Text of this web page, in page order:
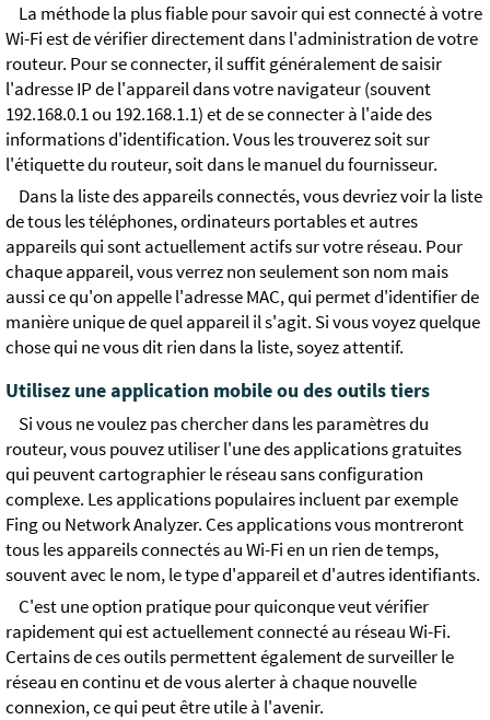
La méthode la plus fiable pour savoir qui est connecté à votre
Wi-Fi est de vérifier directement dans l'administration de votre
routeur. Pour se connecter, il suffit généralement de saisir
l'adresse IP de l'appareil dans votre navigateur (souvent
192.168.0.1 ou 192.168.1.1) et de se connecter à l'aide des
informations d'identification. Vous les trouverez soit sur
l'étiquette du routeur, soit dans le manuel du fournisseur.
Dans la liste des appareils connectés, vous devriez voir la liste
de tous les téléphones, ordinateurs portables et autres
appareils qui sont actuellement actifs sur votre réseau. Pour
chaque appareil, vous verrez non seulement son nom mais
aussi ce qu'on appelle l'adresse MAC, qui permet d'identifier de
manière unique de quel appareil il s'agit. Si vous voyez quelque
chose qui ne vous dit rien dans la liste, soyez attentif.
Utilisez une application mobile ou des outils tiers
Si vous ne voulez pas chercher dans les paramètres du
routeur, vous pouvez utiliser l'une des applications gratuites
qui peuvent cartographier le réseau sans configuration
complexe. Les applications populaires incluent par exemple
Fing ou Network Analyzer. Ces applications vous montreront
tous les appareils connectés au Wi-Fi en un rien de temps,
souvent avec le nom, le type d'appareil et d'autres identifiants.
C'est une option pratique pour quiconque veut vérifier
rapidement qui est actuellement connecté au réseau Wi-Fi.
Certains de ces outils permettent également de surveiller le
réseau en continu et de vous alerter à chaque nouvelle
connexion, ce qui peut être utile à l'avenir.